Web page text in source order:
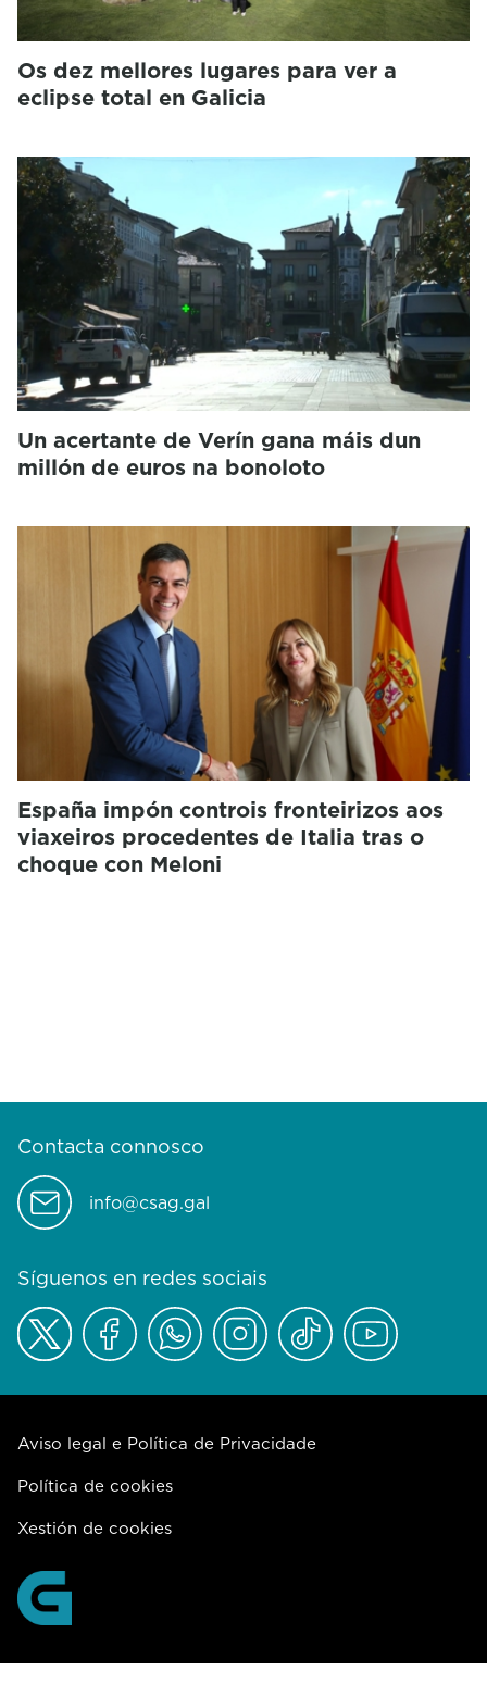
Os dez mellores lugares para ver a
eclipse total en Galicia
Un acertante de Verín gana máis dun
millón de euros na bonoloto
España impón controis fronteirizos aos
viaxeiros procedentes de Italia tras o
choque con Meloni
Contacta connosco
info@csag.gal
Síguenos en redes sociais
Aviso legal e Política de Privacidade
Política de cookies
Xestión de cookies